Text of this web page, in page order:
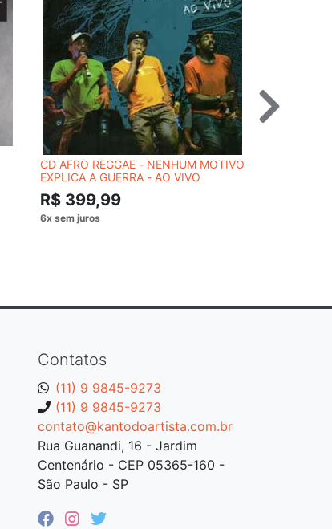
CD AFRO REGGAE - NENHUM MOTIVO
EXPLICA A GUERRA - AO VIVO
R$ 399,99
Contatos
(11) 9 9845-9273
(11) 9 9845-9273
contato@kantodoartista.com.br
Rua Guanandi, 16 - Jardim
Centenário - CEP 05365-160 -
São Paulo - SP